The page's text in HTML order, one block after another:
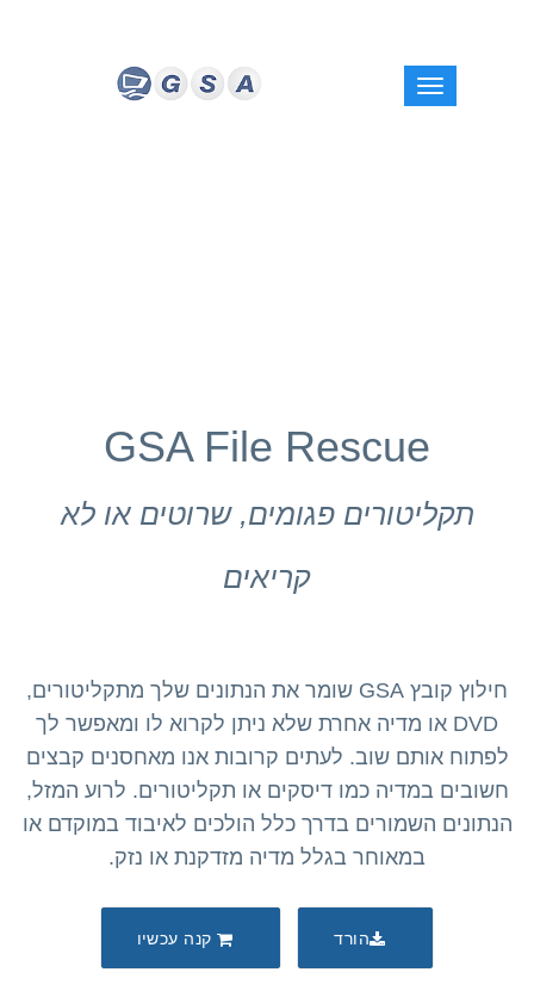
GSA File Rescue
תקליטורים פגומים, שרוטים או לא
קריאים
חילוץ קובץ GSA שומר את הנתונים שלך מתקליטורים,
DVD או מדיה אחרת שלא ניתן לקרוא לו ומאפשר לך
לפתוח אותם שוב. לעתים קרובות אנו מאחסנים קבצים
חשובים במדיה כמו דיסקים או תקליטורים. לרוע המזל,
הנתונים השמורים בדרך כלל הולכים לאיבוד במוקדם או
במאוחר בגלל מדיה מזדקנת או נזק.
הורד קנה עכשיו